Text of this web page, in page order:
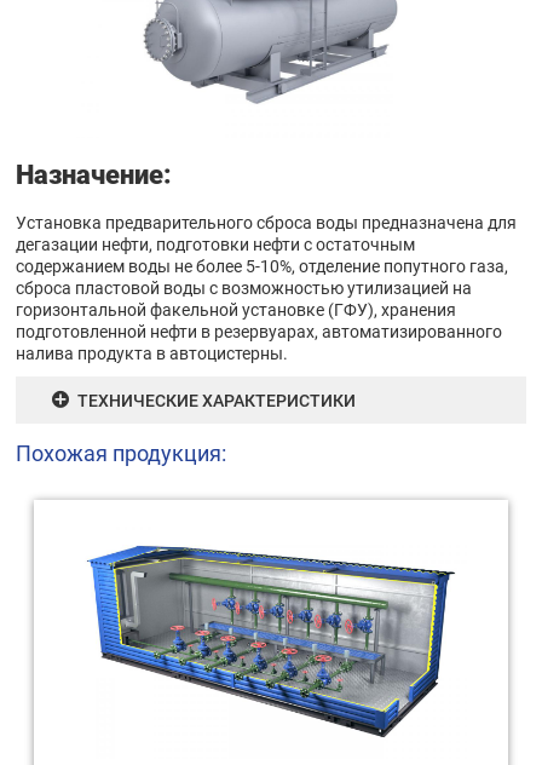
Назначение:
Установка предварительного сброса воды предназначена для
дегазации нефти, подготовки нефти с остаточным
содержанием воды не более 5-10%, отделение попутного газа,
сброса пластовой воды с возможностью утилизацией на
горизонтальной факельной установке (ГФУ), хранения
подготовленной нефти в резервуарах, автоматизированного
налива продукта в автоцистерны.
ТЕХНИЧЕСКИЕ ХАРАКТЕРИСТИКИ
Похожая продукция: